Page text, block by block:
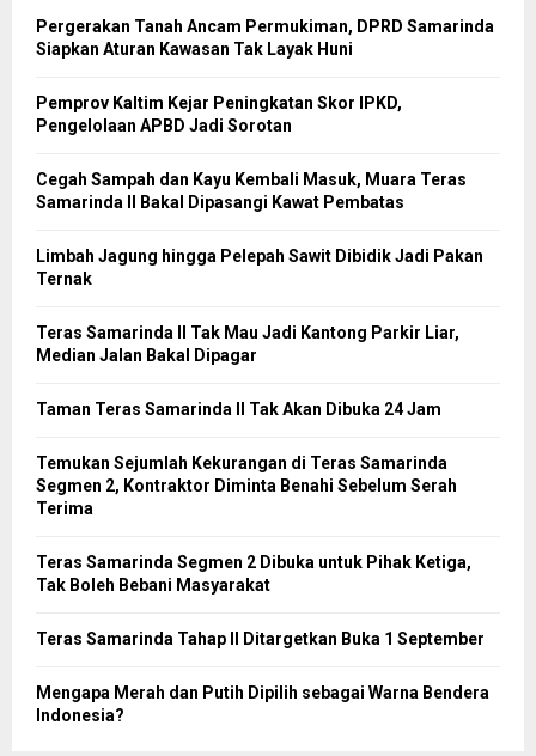
Pergerakan Tanah Ancam Permukiman, DPRD Samarinda
Siapkan Aturan Kawasan Tak Layak Huni
Pemprov Kaltim Kejar Peningkatan Skor IPKD,
Pengelolaan APBD Jadi Sorotan
Cegah Sampah dan Kayu Kembali Masuk, Muara Teras
Samarinda II Bakal Dipasangi Kawat Pembatas
Limbah Jagung hingga Pelepah Sawit Dibidik Jadi Pakan
Ternak
Teras Samarinda II Tak Mau Jadi Kantong Parkir Liar,
Median Jalan Bakal Dipagar
Taman Teras Samarinda II Tak Akan Dibuka 24 Jam
Temukan Sejumlah Kekurangan di Teras Samarinda
Segmen 2, Kontraktor Diminta Benahi Sebelum Serah
Terima
Teras Samarinda Segmen 2 Dibuka untuk Pihak Ketiga,
Tak Boleh Bebani Masyarakat
Teras Samarinda Tahap II Ditargetkan Buka 1 September
Mengapa Merah dan Putih Dipilih sebagai Warna Bendera
Indonesia?